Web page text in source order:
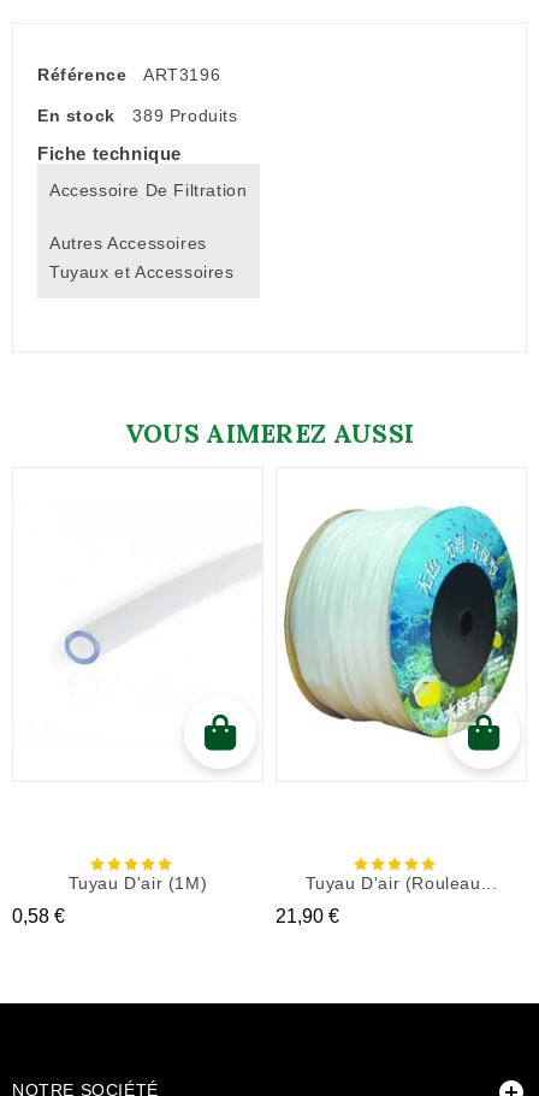
Référence ART3196
En stock 389 Produits
Fiche technique
Accessoire De Filtration
Autres Accessoires
Tuyaux et Accessoires
VOUS AIMEREZ AUSSI
Tuyau D'air (1M)
Prix
0,58 €
Tuyau D'air (rouleau...
Prix
21,90 €
NOTRE SOCIÉTÉ